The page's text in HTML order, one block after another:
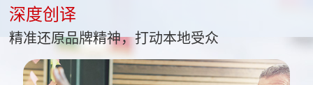
深度创译
精准还原品牌精神，打动本地受众